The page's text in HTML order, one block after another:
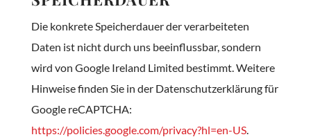
Die konkrete Speicherdauer der verarbeiteten
Daten ist nicht durch uns beeinflussbar, sondern
wird von Google Ireland Limited bestimmt. Weitere
Hinweise finden Sie in der Datenschutzerklärung für
Google reCAPTCHA:
https://policies.google.com/privacy?hl=en-US.